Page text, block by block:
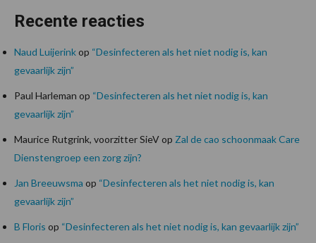
Recente reacties
Naud Luijerinkop “Desinfecteren als het niet nodig is, kan
gevaarlijk zijn”
Paul Harleman op “Desinfecteren als het niet nodig is, kan
gevaarlijk zijn”
Maurice Rutgrink, voorzitter SieVop Zal de cao schoonmaak Care
Dienstengroep een zorg zijn?
Jan Breeuwsma op “Desinfecteren als het niet nodig is, kan
gevaarlijk zijn”
B Floris op “Desinfecteren als het niet nodig is, kan gevaarlijk zijn”